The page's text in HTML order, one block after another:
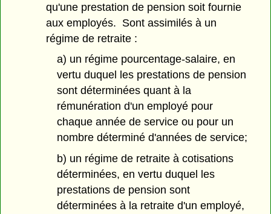
qu'une prestation de pension soit fournie
aux employés. Sont assimilés à un
régime de retraite :
a) un régime pourcentage-salaire, en
vertu duquel les prestations de pension
sont déterminées quant à la
rémunération d'un employé pour
chaque année de service ou pour un
nombre déterminé d'années de service;
b) un régime de retraite à cotisations
déterminées, en vertu duquel les
prestations de pension sont
déterminées à la retraite d'un employé,